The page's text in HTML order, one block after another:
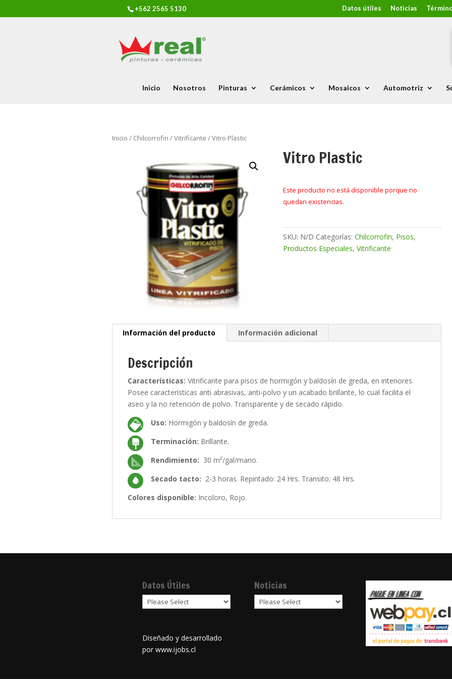
+562 2565 5130 Datos útiles Noticias
Inicio Nosotros Pinturas Cerámicos Mosaicos Automotriz
Inicio / Chilcorrofin /Vitrificante / Vitro Plastic
Vitro Plastic
Este producto no está disponible porque no
quedan existencias.
SKU: N/D Categorías:Chilcorrofin, Pisos,
Productos Especiales,Vitrificante
Información del producto Información adicional
Descripción
Características: Vitrificante para pisos de hormigón y baldosín de greda, en interiores.
Posee características anti abrasivas, anti-polvo y un acabado brillante, lo cual facilita el
aseo y la no retención de polvo. Transparente y de secado rápido.
Uso: Hormigón y baldosín de greda.
Terminación: Brillante.
Rendimiento: 30 m²/gal/mano.
Secado tacto: 2-3 horas. Repintado: 24 Hrs. Transito: 48 Hrs.
Colores disponible: Incoloro, Rojo.
Datos Útiles
Diseñado y desarrollado
por www.ijobs.cl
Noticias